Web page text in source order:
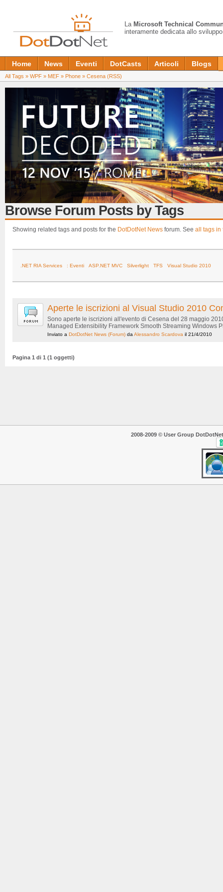
La Microsoft Technical
interamente dedicata allo
Home News Eventi DotCasts Articoli Blogs
All Tags » WPF » MEF » Phone » Cesena (RSS)
Browse Forum Posts by Tags
Showing related tags and posts for the DotDotNet News forum. See all tags in
.NET RIA Services : Eventi ASP.NET MVC Silverlight TFS Visual Studio 2010
Aperte le iscrizioni al Visual Studio 2010
Sono aperte le iscrizioni all'evento di Cesena del 28 maggio
Managed Extensibility Framework Smooth Streaming Windows
Inviato a DotDotNet News (Forum) daAlessandro Scardova il 21/4/2010
Pagina 1 di 1 (1 oggetti)
2008-2009 © User Group